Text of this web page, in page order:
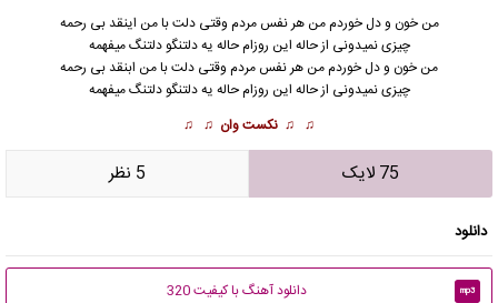
من خون و دل خوردم من هر نفس مردم وقتی دلت با من اینقد بی رحمه
چیزی نمیدونی از حاله این روزام حاله یه دلتنگو دلتنگ میفهمه
من خون و دل خوردم من هر نفس مردم وقتی دلت با من ابنقد بی رحمه
چیزی نمیدونی از حاله این روزام حاله یه دلتنگو دلتنگ میفهمه
♫ ♫ نکست وان ♫ ♫
75 لایک 5 نظر
دانلود
mp3 دانلود آهنگ با کیفیت 320